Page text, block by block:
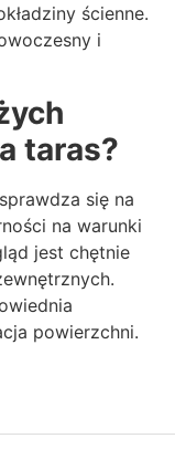
ścienne.
i
taras?
się na
na warunki
jest chętnie
powierzchni.